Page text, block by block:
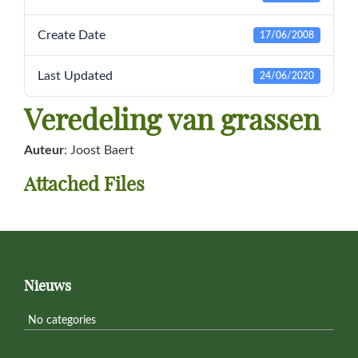
Create Date 17/06/2008
Last Updated 24/06/2020
Veredeling van grassen
Auteur: Joost Baert
Attached Files
FooterNieuws
No categories